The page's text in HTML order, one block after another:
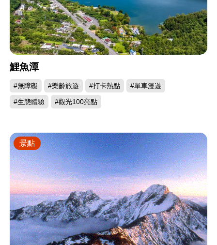
鯉魚潭
#無障礙 #樂齡旅遊 #打卡熱點 #單車漫遊
#生態體驗 #觀光100亮點
景點